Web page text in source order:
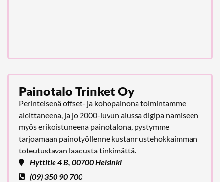
Painotalo Trinket Oy
Perinteisenä offset- ja kohopainona toimintamme
aloittaneena, ja jo 2000-luvun alussa digipainamiseen
myös erikoistuneena painotalona, pystymme
tarjoamaan painotyöllenne kustannustehokkaimman
toteutustavan laadusta tinkimättä.
Hyttitie 4 B, 00700 Helsinki
(09) 350 90 700